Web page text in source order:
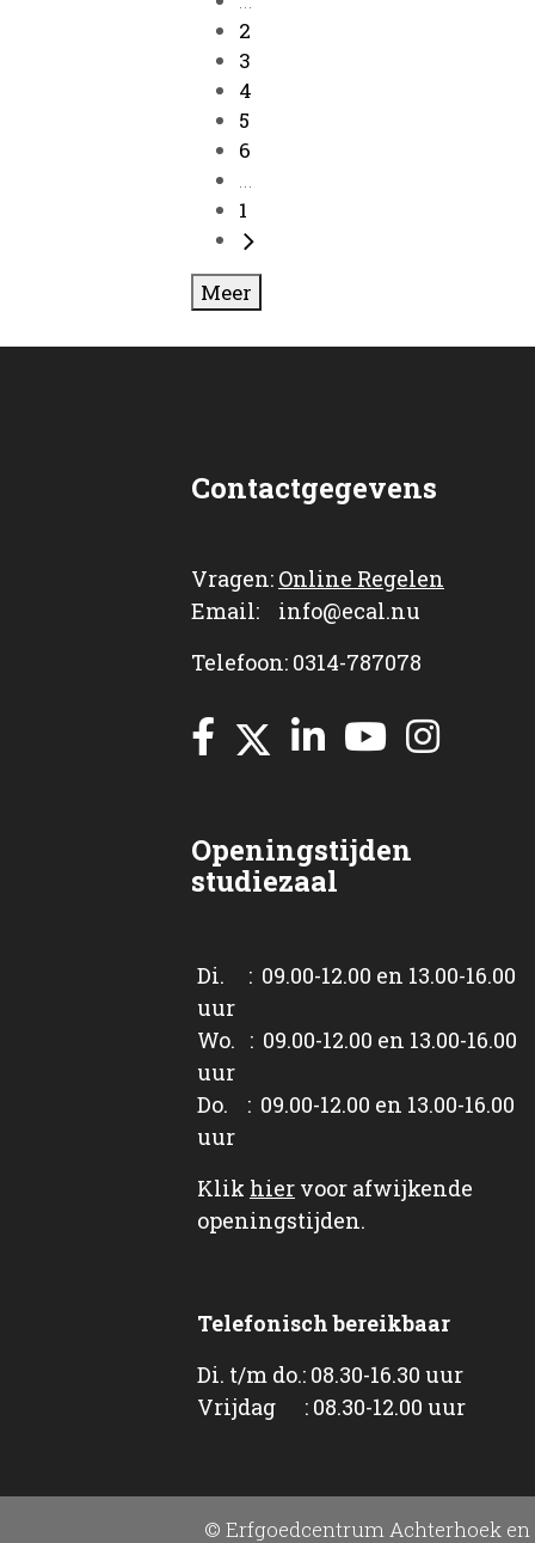
2
3
4
5
6
...
1
Meer
Contactgegevens
Vragen: Online Regelen
Email: info@ecal.nu
Telefoon: 0314-787078
Openingstijden
studiezaal
Di. : 09.00-12.00 en 13.00-16.00
uur
Wo. : 09.00-12.00 en 13.00-16.00
uur
Do. : 09.00-12.00 en 13.00-16.00
uur
Klik hier voor afwijkende
openingstijden.
Telefonisch bereikbaar
Di. t/m do.: 08.30-16.30 uur
Vrijdag : 08.30-12.00 uur
© Erfgoedcentrum Achterhoek en